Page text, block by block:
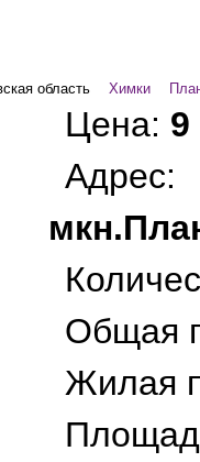
область Химки
Цена:
Общая
Жилая